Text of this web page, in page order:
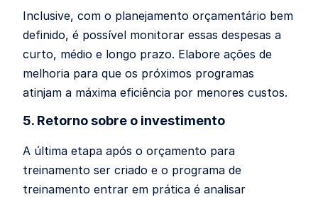
Inclusive, com o planejamento orçamentário bem
definido, é possível monitorar essas despesas a
curto, médio e longo prazo. Elabore ações de
melhoria para que os próximos programas
atinjam a máxima eficiência por menores custos.
5. Retorno sobre o investimento
A última etapa após o orçamento para
treinamento ser criado e o programa de
treinamento entrar em prática é analisar